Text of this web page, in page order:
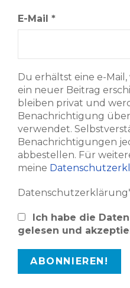
E-Mail *
Du erhältst eine e-
ein neuer Beitrag
bleiben privat und
Benachrichtigung
verwendet.
Benachrichtigungen
abbestellen. Für
meine
Ich habe die
gelesen und